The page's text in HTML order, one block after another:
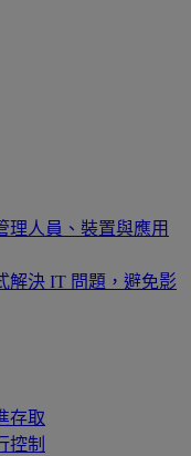
理人員、裝置與應用
解決 IT 問題，避免影
存取
控制